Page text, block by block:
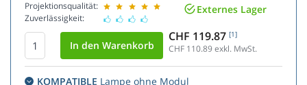
Projektionsqualität:
Zuverlässigkeit:
Externes Lager
CHF 119.87 [1]
CHF 110.89exkl. MwSt.
KOMPATIBLE Lampe ohne Modul